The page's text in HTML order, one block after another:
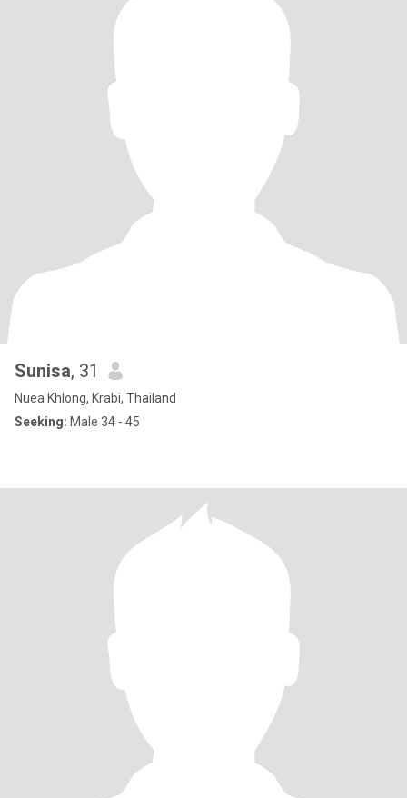
Sunisa, 31
Nuea Khlong, Krabi, Thailand
Seeking: Male 34 - 45